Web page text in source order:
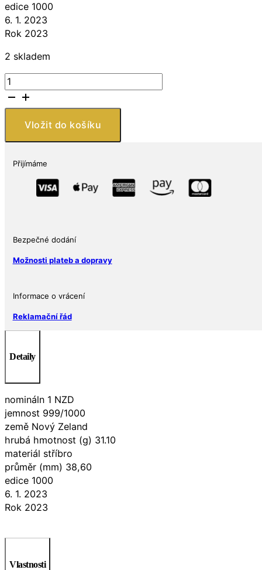
edice 1000
6. 1. 2023
Rok 2023
2 skladem
New
Zealand
Mint
Stříbrná
Létající
liška
2023
Vložit do košíku
Přijímáme
Bezpečné dodání
Možnosti plateb a dopravy
Informace o vrácení
Reklamační řád
Detaily
nomináln 1 NZD
jemnost 999/1000
země Nový Zeland
hrubá hmotnost (g) 31.10
materiál stříbro
průměr (mm) 38,60
edice 1000
6. 1. 2023
Rok 2023
Vlastnosti